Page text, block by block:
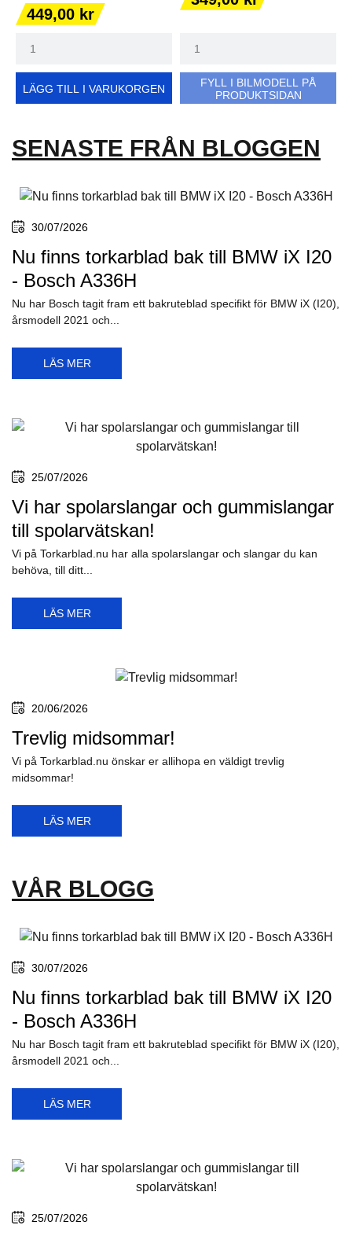
Pris
449,00 kr
LÄGG TILL I VARUKORGEN
FYLL I BILMODELL PÅ
PRODUKTSIDAN
SENASTE FRÅN BLOGGEN
30/07/2026
Nu finns torkarblad bak till BMW iX I20
- Bosch A336H
Nu har Bosch tagit fram ett bakruteblad specifikt för BMW iX (I20),
årsmodell 2021 och...
LÄS MER
25/07/2026
Vi har spolarslangar och gummislangar
till spolarvätskan!
Vi på Torkarblad.nu har alla spolarslangar och slangar du kan
behöva, till ditt...
LÄS MER
20/06/2026
Trevlig midsommar!
Vi på Torkarblad.nu önskar er allihopa en väldigt trevlig
midsommar!
LÄS MER
VÅR BLOGG
30/07/2026
Nu finns torkarblad bak till BMW iX I20
- Bosch A336H
Nu har Bosch tagit fram ett bakruteblad specifikt för BMW iX (I20),
årsmodell 2021 och...
LÄS MER
25/07/2026